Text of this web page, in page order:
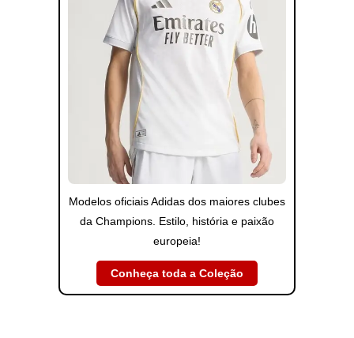
Modelos oficiais Adidas dos maiores clubes
da Champions. Estilo, história e paixão
europeia!
Conheça toda a Coleção